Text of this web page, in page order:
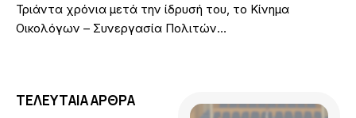
Τριάντα χρόνια μετά την ίδρυσή του, το Κίνημα
Οικολόγων – Συνεργασία Πολιτών…
ΤΕΛΕΥΤΑΙΑ ΑΡΘΡΑ